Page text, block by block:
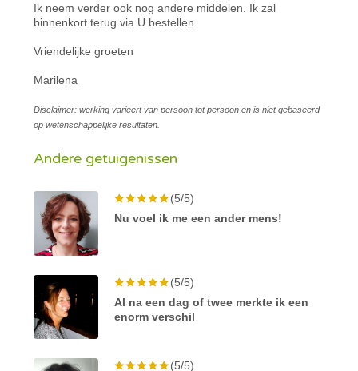
Ik neem verder ook nog andere middelen. Ik zal
binnenkort terug via U bestellen.
Vriendelijke groeten
Marilena
Disclaimer: werking varieert van persoon tot persoon en is niet gebaseerd
op wetenschappelijke resultaten.
Andere getuigenissen
(5/5)
Nu voel ik me een ander mens!
(5/5)
Al na een dag of twee merkte ik een
enorm verschil
(5/5)